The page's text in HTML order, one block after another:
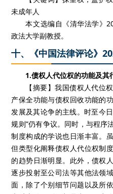
未成年人
本文选编自《清华法学》
政法大学副教授。
十、《中国法律评论》
1.债权人代位权的功能及其
【摘要】我国债权人代位
产保全功能与债权回收功能的
发展及其论争的主线。时至今
规则”仍有争议。同时，与程序
制度构成的学说也日渐丰富。
但类型化阐释债权人代位权制
的趋势日渐明显。此外，债权
逐步投射至公司法等其他法领
面，除了个别细节问题以及所